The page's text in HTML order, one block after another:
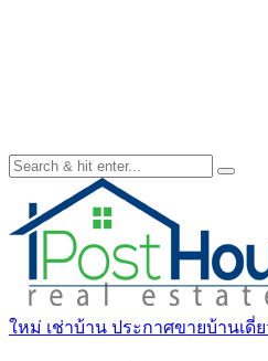
ใหม่ เช่าบ้าน ประกาศขายบ้านเดี่